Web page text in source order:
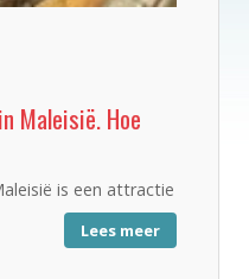
Maleisië. Hoe
is een attractie
Lees meer